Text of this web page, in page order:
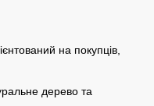
на покупців,
дерево та